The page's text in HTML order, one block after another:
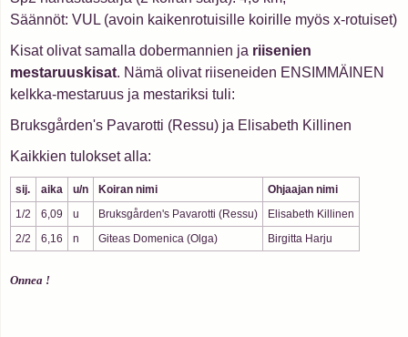
Säännöt: VUL (avoin kaikenrotuisille koirille myös x-rotuiset)
Kisat olivat samalla dobermannien ja riisenien
mestaruuskisat. Nämä olivat riiseneiden ENSIMMÄINEN
kelkka-mestaruus ja mestariksi tuli:
Bruksgården's Pavarotti (Ressu) ja Elisabeth Killinen
Kaikkien tulokset alla:
sij. aika u/n Koiran nimi
Ohjaajan nimi
1/2
6,09 u Bruksgården's Pavarotti (Ressu)
Elisabeth Killinen
2/2
6,16 n Giteas Domenica (Olga) Birgitta Harju
Onnea !